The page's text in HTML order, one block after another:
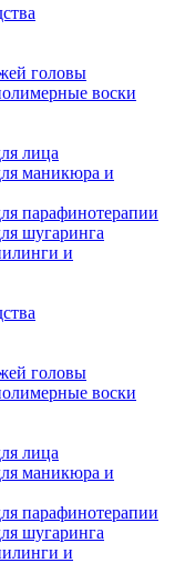
головы
воски
лица
маникюра и
парафинотерапии
шугаринга
и
головы
воски
лица
маникюра и
парафинотерапии
шугаринга
и